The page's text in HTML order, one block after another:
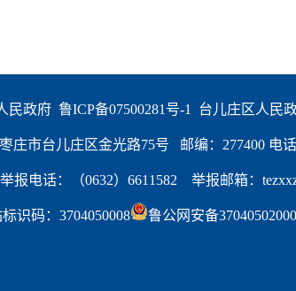
民政府 鲁ICP备07500281号-1
台儿庄区人民
庄市台儿庄区金光路75号   邮编：277400 电话
报电话：（0632）6611582    举报邮箱：
标识码：3704050008 鲁公网安备